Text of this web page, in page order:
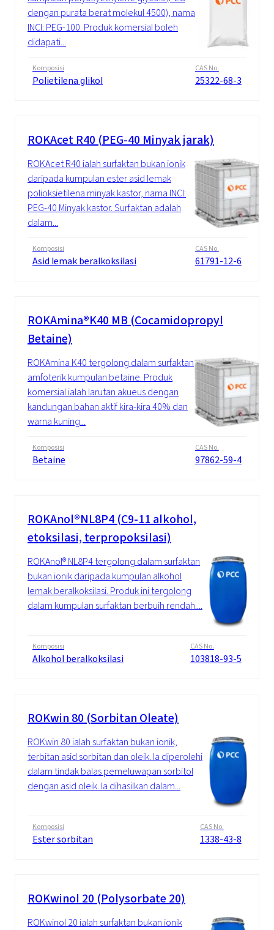
dengan purata berat molekul 4500), nama
INCI: PEG-100. Produk komersial boleh
didapati...
Komposisi
Polietilena glikol
CAS No.
25322-68-3
ROKAcet R40 (PEG-40 Minyak jarak)
ROKAcet R40 ialah surfaktan bukan ionik
daripada kumpulan ester asid lemak
polioksietilena minyak kastor, nama INCI:
PEG-40 Minyak kastor. Surfaktan adalah
dalam...
Komposisi
Asid lemak beralkoksilasi
CAS No.
61791-12-6
ROKAmina®K40 MB (Cocamidopropyl
Betaine)
ROKAmina K40 tergolong dalam surfaktan
amfoterik kumpulan betaine. Produk
komersial ialah larutan akueus dengan
kandungan bahan aktif kira-kira 40% dan
warna kuning...
Komposisi
Betaine
CAS No.
97862-59-4
ROKAnol®NL8P4 (C9-11 alkohol,
etoksilasi, terpropoksilasi)
ROKAnol® NL8P4 tergolong dalam surfaktan
bukan ionik daripada kumpulan alkohol
lemak beralkoksilasi. Produk ini tergolong
dalam kumpulan surfaktan berbuih rendah....
Komposisi
Alkohol beralkoksilasi
CAS No.
103818-93-5
ROKwin 80 (Sorbitan Oleate)
ROKwin 80 ialah surfaktan bukan ionik,
terbitan asid sorbitan dan oleik. Ia diperolehi
dalam tindak balas pemeluwapan sorbitol
dengan asid oleik. Ia dihasilkan dalam...
Komposisi
Ester sorbitan
CAS No.
1338-43-8
ROKwinol 20 (Polysorbate 20)
ROKwinol 20 ialah surfaktan bukan ionik